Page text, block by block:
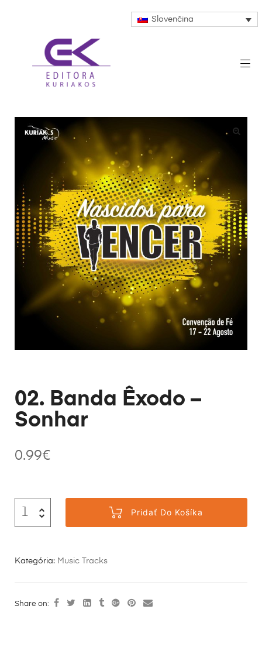
Slovenčina
02. Banda Êxodo –
Sonhar
0.99€
Pridať Do Košíka
Kategória: Music Tracks
Share on: